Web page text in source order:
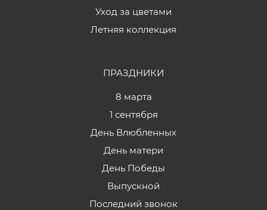
Уход за цветами
Летняя коллекция
ПРАЗДНИКИ
8 марта
1 сентября
День Влюбленных
День матери
День Победы
Выпускной
Последний звонок